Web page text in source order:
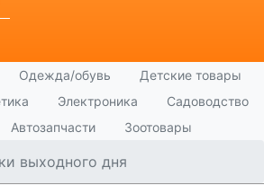
Одежда/обувь
Детские товары
Электроника
Садоводство
Автозапчасти Зоотовары
выходного дня